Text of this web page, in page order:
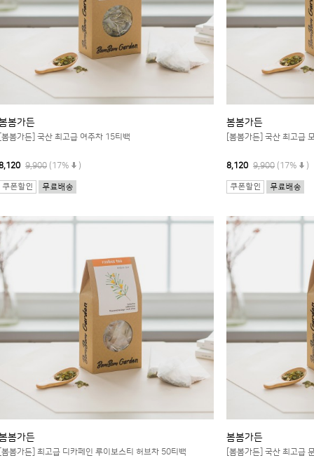
봄가든
봄가든] 국산 최고급 여주차 15티백
9,900 (17% )
봄봄가든
[봄봄가든] 국산 최고급
8,120 9,900 (17% )
봄가든
봄가든] 최고급 디카페인 루이보스티 허브차 50티백
봄봄가든
[봄봄가든] 국산 최고급